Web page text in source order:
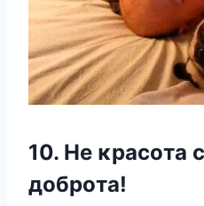
10. Не κрасοта
дοбрοта!